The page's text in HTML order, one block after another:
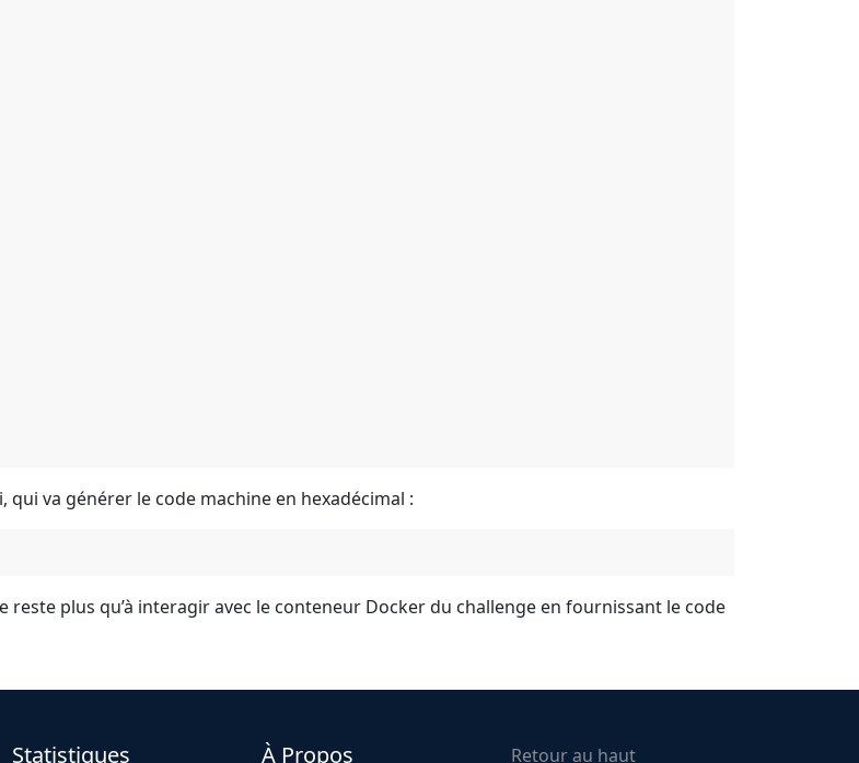
qui va générer le code machine en hexadécimal :
plus qu’à interagir avec le conteneur Docker du challenge en fournissant le code
Statistiques À Propos Retour au haut